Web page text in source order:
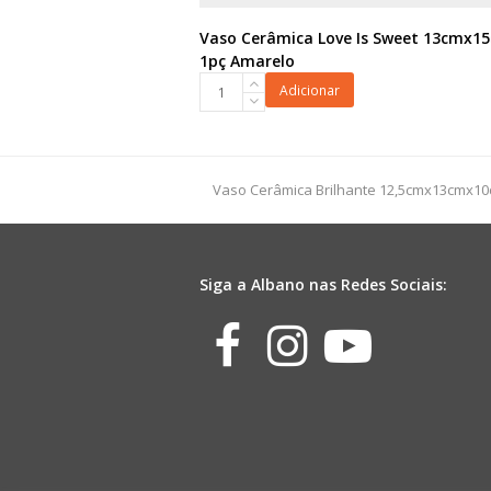
Vaso Cerâmica Love Is Sweet
1pç Amarelo
Cerâmica
13cmx15cm
1pç
Adicionar
previous
Vaso Cerâmica Brilhante
Siga a Albano nas Redes Sociais:
Facebook